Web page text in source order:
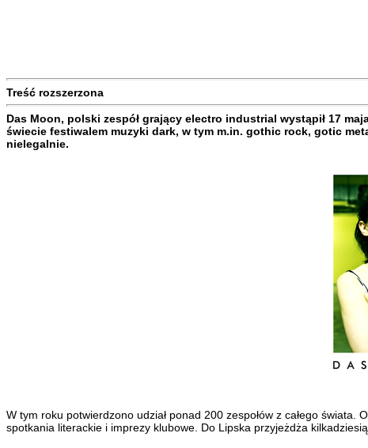
Treść rozszerzona
Das Moon, polski zespół grający electro industrial wystąpił 17
świecie festiwalem muzyki dark, w tym m.in. gothic rock, gotic
nielegalnie.
W tym roku potwierdzono udział ponad 200 zespołów z całego
spotkania literackie i imprezy klubowe. Do Lipska przyjeżdża